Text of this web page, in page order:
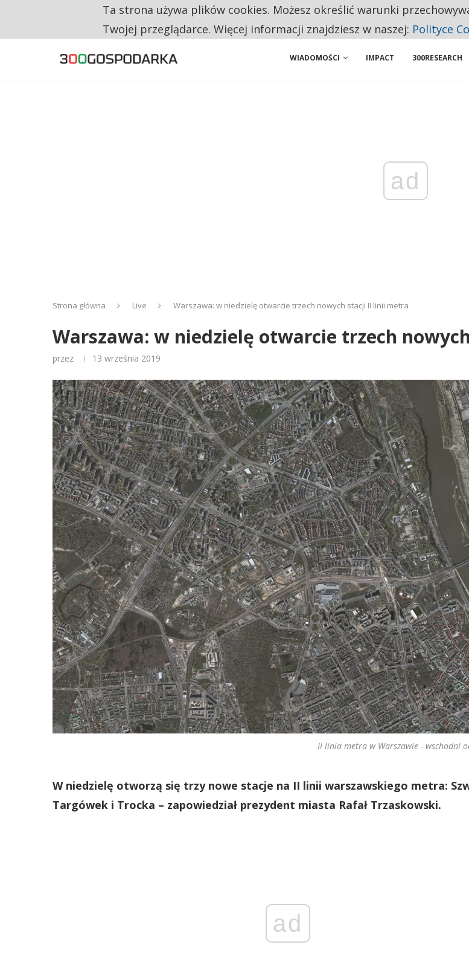
CO TRZECIĄ ZŁOTÓWKĘ Z EMERYTURY SENIORZY PRZEZNACZAJĄ NA PODSTAWOWE ZAKUPY
WIADOMOŚCI IMPACT 300RESEARCH
ad
Strona główna Live Warszawa: w niedzielę otwarcie trzech nowych stacji II linii metra
Warszawa: w niedzielę otwarcie trzech
przez 13 września 2019
II linia metra w Warszawie - wschodni
W niedzielę otworzą się trzy nowe stacje na II linii warszawskiego metra:
Targówek i Trocka – zapowiedział prezydent miasta Rafał Trzaskowski.
ad
Ta strona używa plików cookies. Możesz określić warunki
Twojej przeglądarce. Więcej informacji znajdziesz w naszej: Polityce